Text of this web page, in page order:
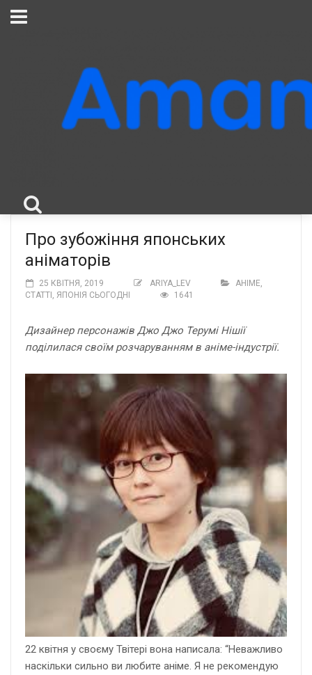
Про зубожіння японських
аніматорів
25 КВІТНЯ, 2019 ARIYA_LEV АНІМЕ,
СТАТТІ , ЯПОНІЯ СЬОГОДНІ 1641
Дизайнер персонажів Джо Джо Терумі Нішії
поділилася своїм розчаруванням в аніме-індустрії.
22 квітня у своєму Твітері вона написала: “Неважливо
наскільки сильно ви любите аніме. Я не рекомендую